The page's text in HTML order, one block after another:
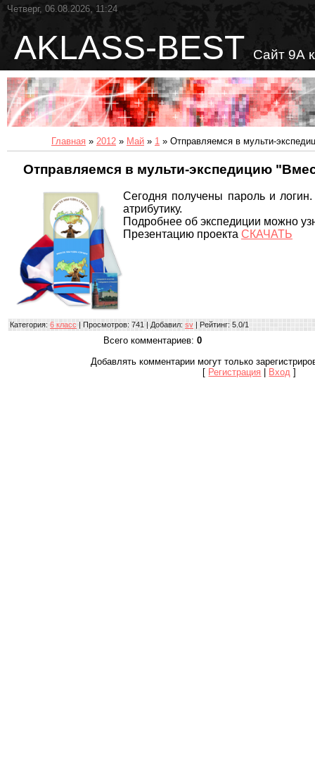
Четверг, 06.08.2026, 11:24
AKLASS-BEST Сайт 9А
Главная » 2012 » Май » 1 » Отправляемся в мульти-
Отправляемся в мульти-экспедицию
Сегодня получены пароль и
атрибутику.
Подробнее об экспедиции можно
Презентацию проекта СКАЧАТЬ
Категория: 6 класс | Просмотров: 741 | Добавил: sv | Рейтинг: 5.0/1
Всего комментариев: 0
Добавлять комментарии могут только
[ Регистрация Вход ]